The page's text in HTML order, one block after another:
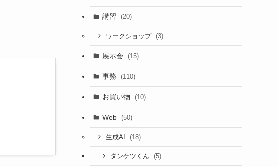
講習 (20)
ワークショップ (3)
展示会 (15)
事務 (110)
お買い物 (10)
Web (50)
生成AI (18)
タンケツくん (5)